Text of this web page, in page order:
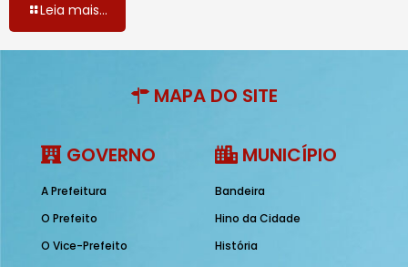
Leia mais...
MAPA DO SITE
GOVERNO
A Prefeitura
O Prefeito
O Vice-Prefeito
MUNICÍPIO
Bandeira
Hino da Cidade
História